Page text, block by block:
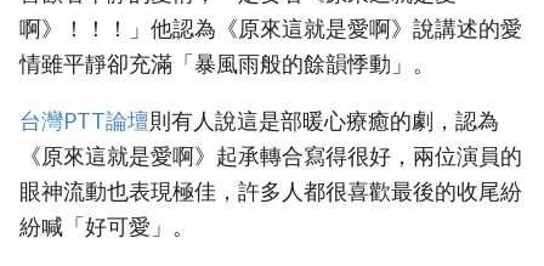
啊》！！！」他認為《原來這就是愛啊》說講述的愛
情雖平靜卻充滿「暴風雨般的餘韻悸動」。
台灣PTT論壇則有人說這是部暖心療癒的劇，認為
《原來這就是愛啊》起承轉合寫得很好，兩位演員的
眼神流動也表現極佳，許多人都很喜歡最後的收尾紛
紛喊「好可愛」。